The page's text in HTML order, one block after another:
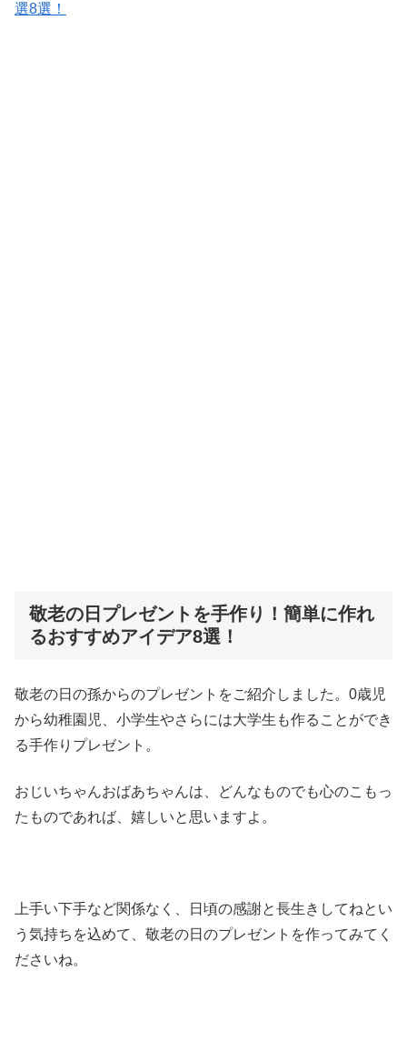
選8選！
敬老の日プレゼントを手作り！簡単に作れ
るおすすめアイデア8選！
敬老の日の孫からのプレゼントをご紹介しました。0歳児
から幼稚園児、小学生やさらには大学生も作ることができ
る手作りプレゼント。
おじいちゃんおばあちゃんは、どんなものでも心のこもっ
たものであれば、嬉しいと思いますよ。
上手い下手など関係なく、日頃の感謝と長生きしてねとい
う気持ちを込めて、敬老の日のプレゼントを作ってみてく
ださいね。